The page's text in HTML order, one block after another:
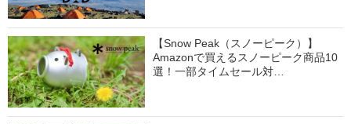
【Snow Peak（スノーピーク）】
Amazonで買えるスノーピーク商品10
選！一部タイムセール対…